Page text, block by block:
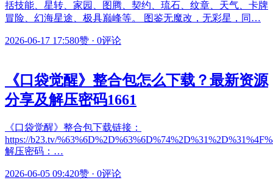
括技能、星转、家园、图腾、契约、琉石、纹章、天气、卡牌
冒险、幻海星途、极具巅峰等。 图鉴无魔改，无彩星，同…
2026-06-17 17:580赞 · 0评论
《口袋觉醒》整合包怎么下载？最新资源
分享及解压密码1661
《口袋觉醒》整合包下载链接：
https://b23.tv/
解压密码：…
2026-06-05 09:420赞 · 0评论